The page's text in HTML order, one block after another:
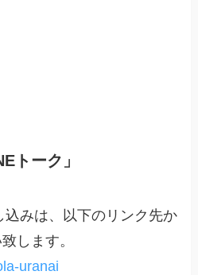
トーク」
みは、以下のリンク先か
します。
uranai